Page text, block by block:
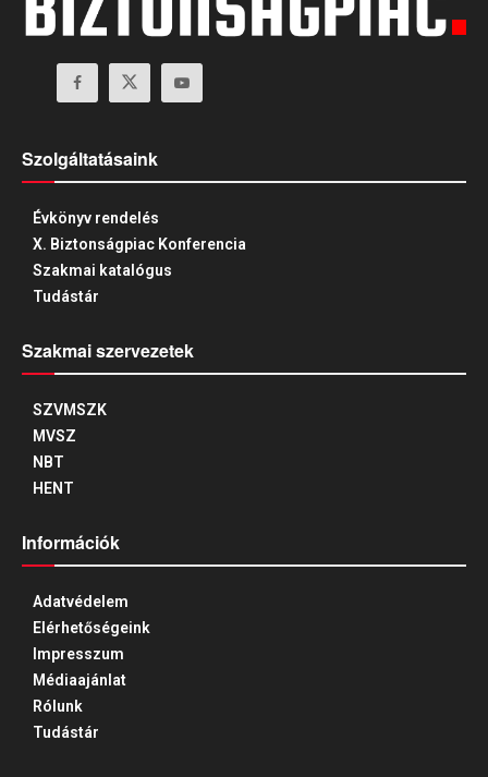
Szolgáltatásaink
Évkönyv rendelés
X. Biztonságpiac Konferencia
Szakmai katalógus
Tudástár
Szakmai szervezetek
SZVMSZK
MVSZ
NBT
HENT
Információk
Adatvédelem
Elérhetőségeink
Impresszum
Médiaajánlat
Rólunk
Tudástár